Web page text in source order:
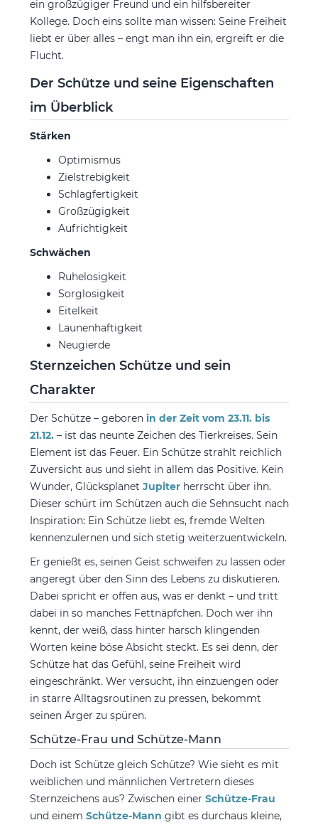
ein großzügiger Freund und ein hilfsbereiter
Kollege. Doch eins sollte man wissen: Seine Freiheit
liebt er über alles – engt man ihn ein, ergreift er die
Flucht.
Der Schütze und seine Eigenschaften
im Überblick
Stärken
Optimismus
Zielstrebigkeit
Schlagfertigkeit
Großzügigkeit
Aufrichtigkeit
Schwächen
Ruhelosigkeit
Sorglosigkeit
Eitelkeit
Launenhaftigkeit
Neugierde
Sternzeichen Schütze und sein
Charakter
Der Schütze – geboren in der Zeit vom 23.11. bis
21.12.– ist das neunte Zeichen des Tierkreises. Sein
Element ist das Feuer. Ein Schütze strahlt reichlich
Zuversicht aus und sieht in allem das Positive. Kein
Wunder, Glücksplanet Jupiterherrscht über ihn.
Dieser schürt im Schützen auch die Sehnsucht nach
Inspiration: Ein Schütze liebt es, fremde Welten
kennenzulernen und sich stetig weiterzuentwickeln.
Er genießt es, seinen Geist schweifen zu lassen oder
angeregt über den Sinn des Lebens zu diskutieren.
Dabei spricht er offen aus, was er denkt – und tritt
dabei in so manches Fettnäpfchen. Doch wer ihn
kennt, der weiß, dass hinter harsch klingenden
Worten keine böse Absicht steckt. Es sei denn, der
Schütze hat das Gefühl, seine Freiheit wird
eingeschränkt. Wer versucht, ihn einzuengen oder
in starre Alltagsroutinen zu pressen, bekommt
seinen Ärger zu spüren.
Schütze-Frau und Schütze-Mann
Doch ist Schütze gleich Schütze? Wie sieht es mit
weiblichen und männlichen Vertretern dieses
Sternzeichens aus? Zwischen einer Schütze-Frau
und einem Schütze-Mann gibt es durchaus kleine,